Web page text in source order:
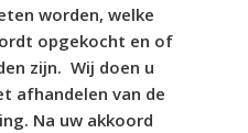
worden, welke
opgekocht en of
zijn. Wij doen u
afhandelen van de
Na uw akkoord